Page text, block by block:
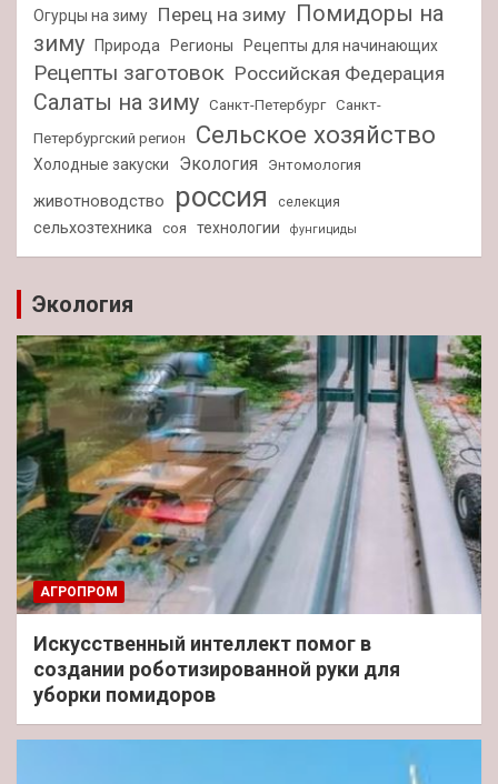
Огурцы на зиму Перец на зиму Помидоры на
зиму
Природа Регионы Рецепты для начинающих
Рецепты заготовок Российская Федерация
Салаты на зиму Санкт-Петербург Санкт-
Петербургский регион
Сельское хозяйство
Холодные закуски Экология Энтомология
животноводство россия селекция
сельхозтехника соя технологии фунгициды
Экология
АГРОПРОМ
Искусственный интеллект помог в
создании роботизированной руки для
уборки помидоров